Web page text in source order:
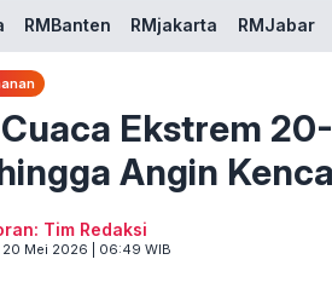
RMBanten RMjakarta RMJabar
Ekstrem
Angin
Tim Redaksi
20 Mei 2026 | 06:49 WIB